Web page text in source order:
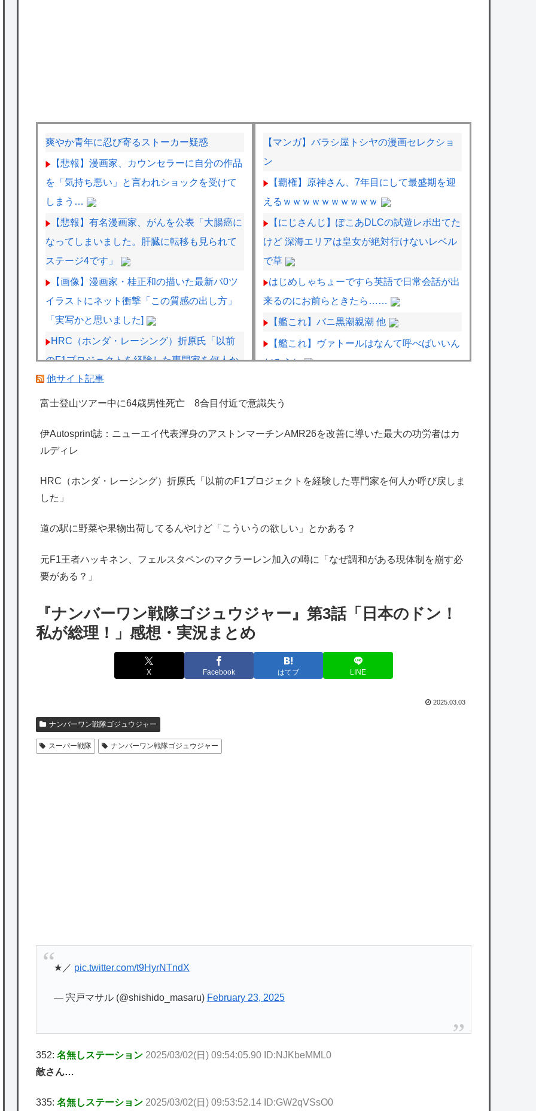
爽やか青年に忍び寄るストーカー疑惑
【悲報】漫画家、カウンセラーに自分の作品
を「気持ち悪い」と言われショックを受けて
しまう…
【悲報】有名漫画家、がんを公表「大腸癌に
なってしまいました。肝臓に転移も見られて
ステージ4です」
【画像】漫画家・桂正和の描いた最新パ0ツ
イラストにネット衝撃「この質感の出し方」
「実写かと思いました]
HRC（ホンダ・レーシング）折原氏「以前
のF1プロジェクトを経験した専門家を何人か
呼び戻しました」
【群雄割拠】最強に美味いハンバーガー、遂
元F1王者ハッキネン、フェルスタペンのマ
制を崩す必要がある？」
メルセデスのラッセルは2026F1マシンに対
海外「日本は特別！」日本の地震支援を申し
出たあの親日経営者に海外が大騒ぎ
の為替介入再びで海外が大騒ぎ
韓国人「実は日本経済を支えて生かしている
のは韓国人である理由がこちら…」→「日本
も感謝してるらしい…（ﾌﾞﾙﾌﾞﾙ」＝韓国の反
海外「日本よ、お前がナンバーワンだ」 熊
本地震直後の日本の対応のスピードに世界が
衝撃
でやる隊はそれぞれどの位いるんだろうか特
別課題消化時は別として
Powered by livedoor 相互RSS
【マンガ】バラシ屋トシヤの漫画セレクショ
ン
【覇権】原神さん、7年目にして最盛期を迎
えるｗｗｗｗｗｗｗｗｗｗ
【にじさんじ】ぽこあDLCの試遊レポ出てた
けど 深海エリアは皇女が絶対行けないレベル
で草
はじめしゃちょーですら英語で日常会話が出
来るのにお前らときたら……
【艦これ】バニ黒潮親潮 他
【艦これ】ヴァトールはなんて呼べばいいん
だろうね
【デレマス】和久井留美「夢を作って、いつ
【シャニソン】果穂の胸がこんなにナーフさ
ワンピース尾田っち、新人漫画家に喝「31ペ
んですか」
時の悲しさは異常ｗｗｗｗ
「少年ジャンプ」が最も売れた1995年新年
他サイト記事
富士登山ツアー中に64歳男性死亡 8合目付近で意識失う
伊Autosprint誌：ニューエイ代表渾身のアストンマーチンAMR26を改善に導いた最大の功労者はカ
ルディレ
HRC（ホンダ・レーシング）折原氏「以前のF1プロジェクトを経験した専門家を何人か呼び戻しま
した」
道の駅に野菜や果物出荷してるんやけど「こういうの欲しい」とかある？
元F1王者ハッキネン、フェルスタペンのマクラーレン加入の噂に「なぜ調和がある現体制を崩す必
要がある？」
『ナンバーワン戦隊ゴジュウジャー』第3話「日本のドン！
私が総理！」感想・実況まとめ
X Facebook はてブ LINE
2025.03.03
ナンバーワン戦隊ゴジュウジャー
スーパー戦隊 ナンバーワン戦隊ゴジュウジャー
★／ pic.twitter.com/t9HyrNTndX
— 宍戸マサル (@shishido_masaru) February 23, 2025
352: 名無しステーション 2025/03/02(日) 09:54:05.90 ID:NJKbeMML0
敵さん…
335: 名無しステーション 2025/03/02(日) 09:53:52.14 ID:GW2qVSsO0